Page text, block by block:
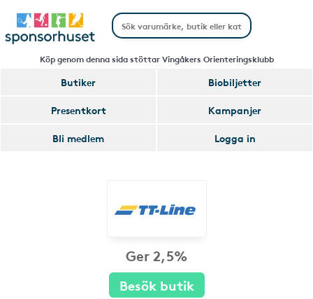
Köp genom denna sida stöttar Vingåkers Orienteringsklubb
Butiker
Biobiljetter
Presentkort
Kampanjer
Bli medlem
Logga in
Ger 2,5%
Besök butik